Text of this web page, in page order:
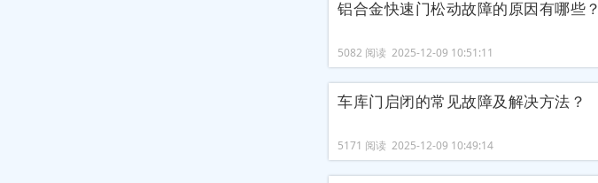
铝合金快速门松动故障的原因有哪些？
5082 阅读 2025-12-09 10:51:11
车库门启闭的常见故障及解决方法？
5171 阅读 2025-12-09 10:49:14